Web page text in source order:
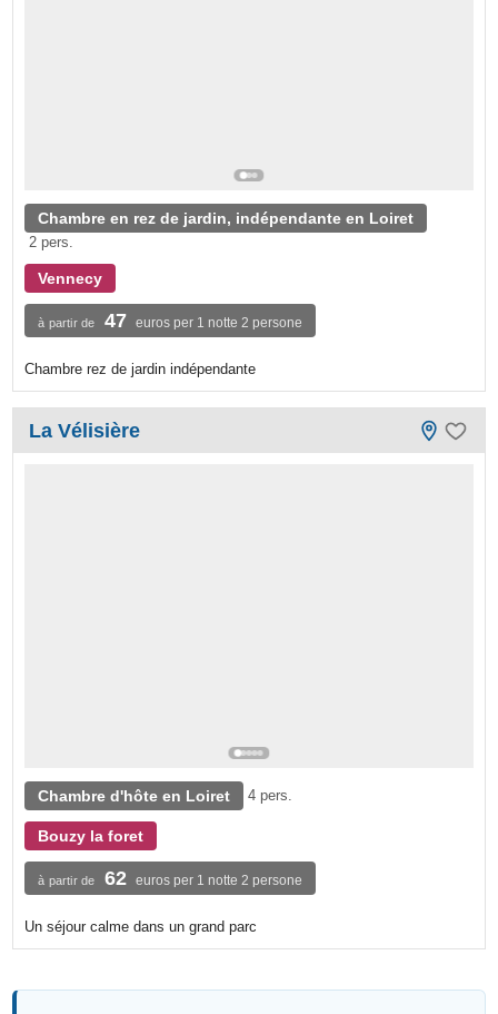
Chambre en rez de jardin, indépendante en Loiret
2 pers.
Vennecy
à partir de 47 euros per 1 notte 2 persone
Chambre rez de jardin indépendante
La Vélisière
Chambre d'hôte en Loiret 4 pers.
Bouzy la foret
à partir de 62 euros per 1 notte 2 persone
Un séjour calme dans un grand parc